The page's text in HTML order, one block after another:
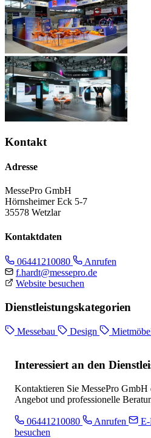
Kontakt
Adresse
MessePro GmbH
Hörnsheimer Eck 5-7
35578 Wetzlar
Kontaktdaten
06441210080
Anrufen
f.hardt@messepro.de
Website besuchen
Dienstleistungskategorien
Messebau Design
Interessiert an den
Kontaktieren Sie MessePro
Angebot und professionelle
06441210080 Anrufen E-
besuchen